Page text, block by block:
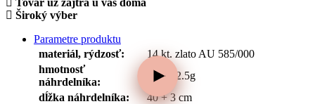
Široký výber
Parametre produktu
materiál, rýdzosť:
14 kt. zlato AU 585/000
hmotnosť
náhrdelníka:
2.0g - 2.5g
dĺžka náhrdelníka:
40 + 3 cm